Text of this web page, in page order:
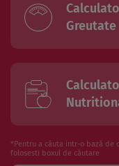
Greutate
*Pentru a căuta intr-o bază de
folosesti boxul de căutare